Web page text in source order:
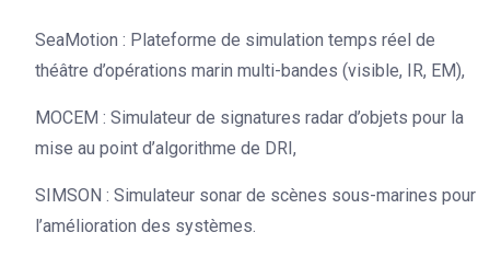
SeaMotion : Plateforme de simulation temps réel de
théâtre d’opérations marin multi-bandes (visible, IR, EM),
MOCEM : Simulateur de signatures radar d’objets pour la
mise au point d’algorithme de DRI,
SIMSON : Simulateur sonar de scènes sous-marines pour
l’amélioration des systèmes.